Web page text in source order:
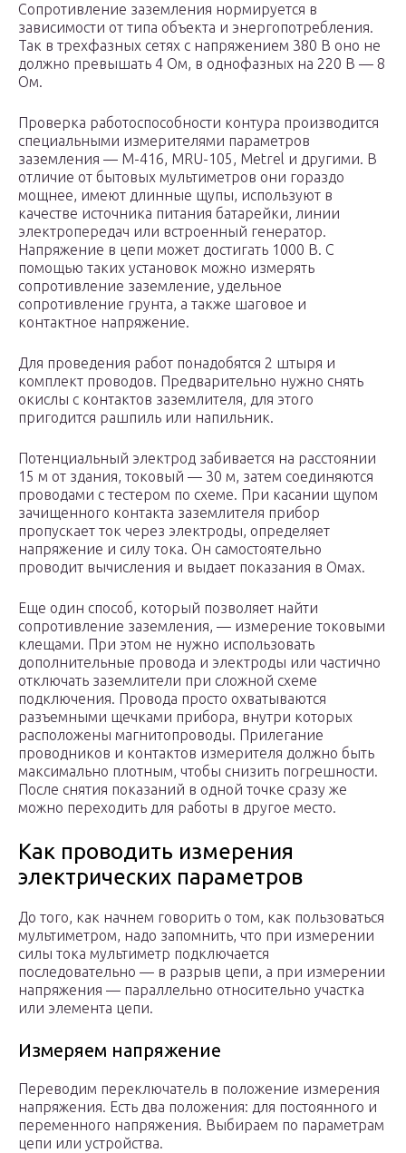
Сопротивление заземления нормируется в
зависимости от типа объекта и энергопотребления.
Так в трехфазных сетях с напряжением 380 В оно не
должно превышать 4 Ом, в однофазных на 220 В — 8
Ом.
Проверка работоспособности контура производится
специальными измерителями параметров
заземления — М-416, MRU-105, Мetrel и другими. В
отличие от бытовых мультиметров они гораздо
мощнее, имеют длинные щупы, используют в
качестве источника питания батарейки, линии
электропередач или встроенный генератор.
Напряжение в цепи может достигать 1000 В. С
помощью таких установок можно измерять
сопротивление заземление, удельное
сопротивление грунта, а также шаговое и
контактное напряжение.
Для проведения работ понадобятся 2 штыря и
комплект проводов. Предварительно нужно снять
окислы с контактов заземлителя, для этого
пригодится рашпиль или напильник.
Потенциальный электрод забивается на расстоянии
15 м от здания, токовый — 30 м, затем соединяются
проводами с тестером по схеме. При касании щупом
зачищенного контакта заземлителя прибор
пропускает ток через электроды, определяет
напряжение и силу тока. Он самостоятельно
проводит вычисления и выдает показания в Омах.
Еще один способ, который позволяет найти
сопротивление заземления, — измерение токовыми
клещами. При этом не нужно использовать
дополнительные провода и электроды или частично
отключать заземлители при сложной схеме
подключения. Провода просто охватываются
разъемными щечками прибора, внутри которых
расположены магнитопроводы. Прилегание
проводников и контактов измерителя должно быть
максимально плотным, чтобы снизить погрешности.
После снятия показаний в одной точке сразу же
можно переходить для работы в другое место.
Как проводить измерения
электрических параметров
До того, как начнем говорить о том, как пользоваться
мультиметром, надо запомнить, что при измерении
силы тока мультиметр подключается
последовательно — в разрыв цепи, а при измерении
напряжения — параллельно относительно участка
или элемента цепи.
Измеряем напряжение
Переводим переключатель в положение измерения
напряжения. Есть два положения: для постоянного и
переменного напряжения. Выбираем по параметрам
цепи или устройства.